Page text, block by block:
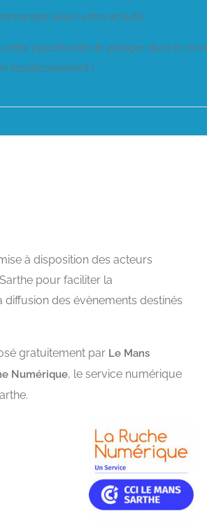
selon votre activité.
cette opportunité de plonger dans le
fonctionnement !
à disposition des acteurs
pour faciliter la
des évènements destinés
gratuitement par Le Mans
Numérique, le service numérique